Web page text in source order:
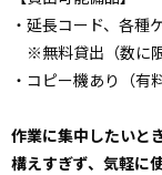
・延長コード、各種
※無料貸出（数に限
・コピー機あり（有料
作業に集中したいと
構えすぎず、気軽に